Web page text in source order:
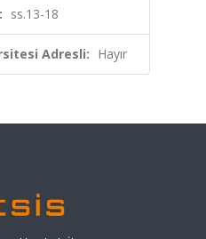
ss.13-18
Adresli: Hayır